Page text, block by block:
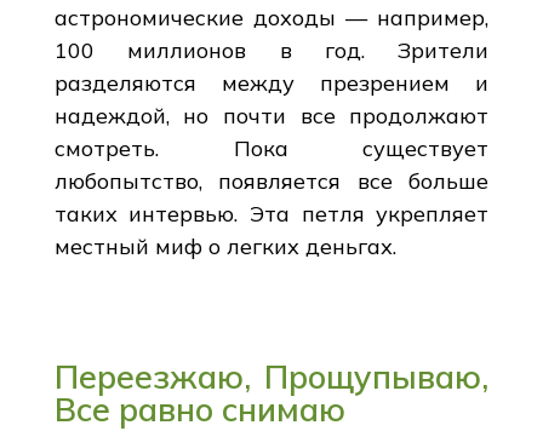
астрономические доходы — например,
100 миллионов в год. Зрители
разделяются между презрением и
надеждой, но почти все продолжают
смотреть. Пока существует
любопытство, появляется все больше
таких интервью. Эта петля укрепляет
местный миф о легких деньгах.
Переезжаю, Прощупываю,
Все равно снимаю